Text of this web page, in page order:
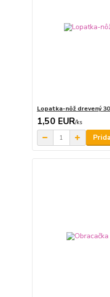
Lopatka-nôž drevený
1,50 EUR/ks